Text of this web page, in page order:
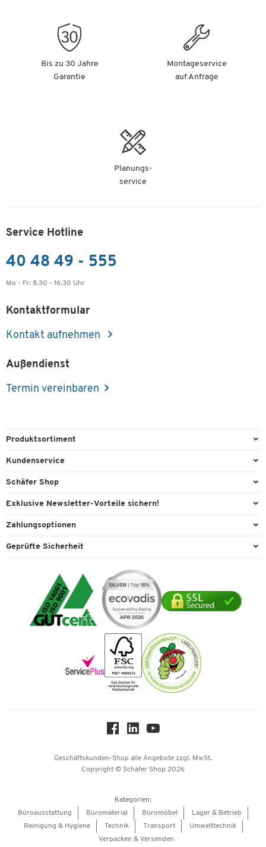
Bis zu 30 Jahre
Garantie
Montageservice
auf Anfrage
Planungs-
service
Service Hotline
40 48 49 - 555
Mo - Fr: 8.30 - 16.30 Uhr
Kontaktformular
Kontakt aufnehmen
Außendienst
Termin vereinbaren
Produktsortiment
Büroausstattung
Reinigung & Hygiene
Technik
Umwelttechnik
Verpacken & Versenden
Kundenservice
Direktbestellung
Lieferinformationen
Rufnummernüberblick
Tinte / Toner
Vertrag widerrufen
Schäfer Shop
AGB
Cookie-Einstellungen
Geschichte
Impressum
Karriere
Exklusive Newsletter-Vorteile sichern!
Willkommensgeschenk
Expertenwissen
Zahlungsoptionen
Paypal
Mastercard
Vorkasse
Geprüfte Sicherheit
Geschäftskunden-Shop alle Angebote zzgl. MwSt.
Copyright © Schäfer Shop 2026
Kategorien:
Büroausstattung
Büromaterial Büromöbel
Lager & Betrieb
Reinigung & Hygiene
Technik Transport
Umwelttechnik
Verpacken & Versenden